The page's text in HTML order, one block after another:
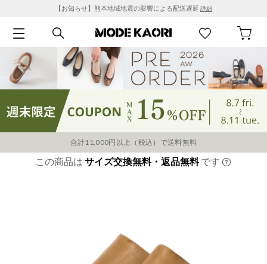
【お知らせ】熊本地域地震の影響による配送遅延 詳細
合計11,000円以上（税込）で送料無料
この商品は サイズ交換無料・返品無料です